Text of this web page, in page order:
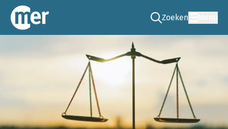
Commissie mer
Zoeken
Ga naar de zoek